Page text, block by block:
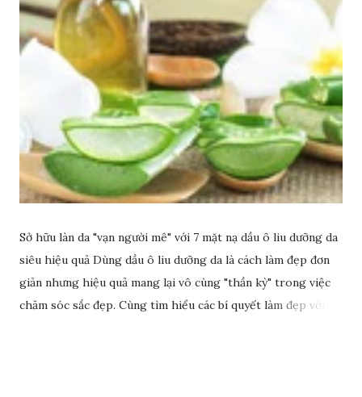
Sở hữu làn da "vạn người mê" với 7 mặt nạ dầu ô liu dưỡng da
siêu hiệu quả Dùng dầu ô liu dưỡng da là cách làm đẹp đơn
giản nhưng hiệu quả mang lại vô cùng "thần kỳ" trong việc
chăm sóc sắc đẹp. Cùng tìm hiểu các bí quyết làm đẹp với